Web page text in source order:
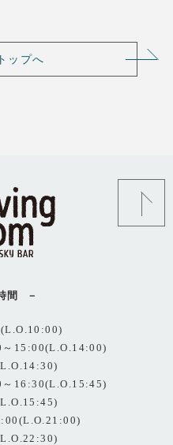
ップへ
間
～15:00(L.O.14:00)
～16:30(L.O.15:45)